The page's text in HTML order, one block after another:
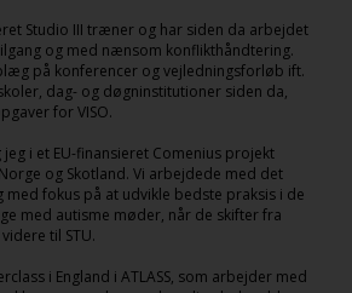
Studio III træner og har siden da arbejdet
og med nænsom konflikthåndtering.
på konferencer og vejledningsforløb ift.
dag- og døgninstitutioner siden da,
for VISO.
i et EU-finansieret Comenius projekt
og Skotland. Vi arbejdede med det
med fokus på at udvikle bedste praksis i de
med autisme møder, når de skifter fra
til STU.
i England i ATLASS, som arbejder med